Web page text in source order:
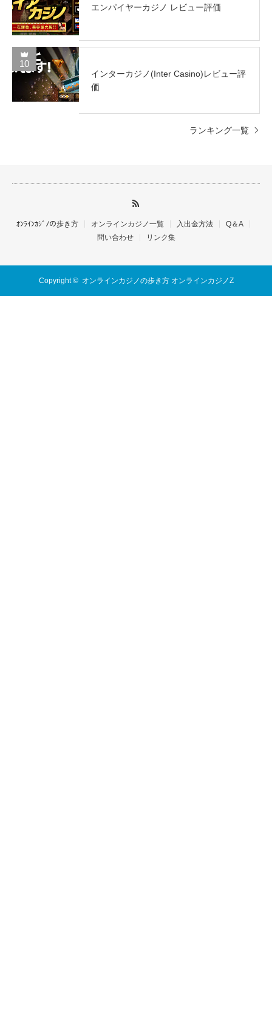
エンパイヤーカジノ レビュー評価
10
インターカジノ(Inter Casino)レビュー評
価
ランキング一覧
ｵﾝﾗｲﾝｶｼﾞﾉの歩き方 オンラインカジノ一覧 入出金方法
Q＆A
問い合わせ
リンク集
Copyright © オンラインカジノの歩き方 オンラインカジノZ